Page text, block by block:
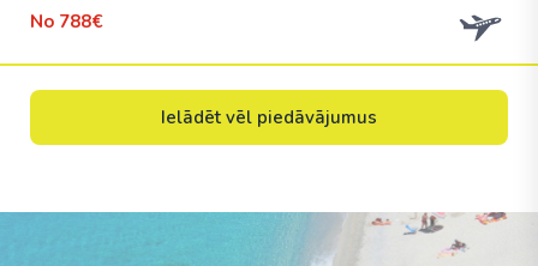
No 788€
Ielādēt vēl piedāvājumus